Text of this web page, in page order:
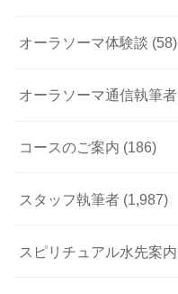
オーラソーマ体験談 (58)
オーラソーマ通信執筆者
コースのご案内 (186)
スタッフ執筆者 (1,987)
スピリチュアル水先案内